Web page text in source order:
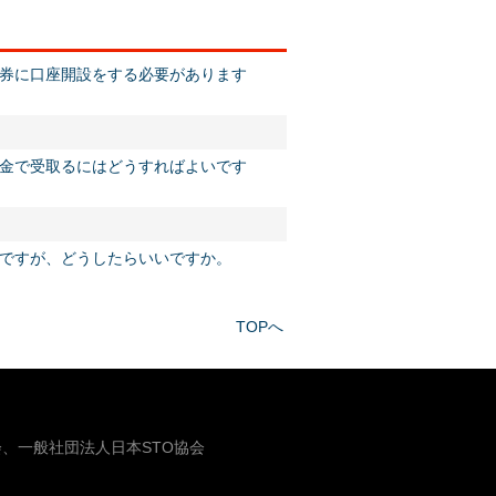
に口座開設をする必要があります
で受取るにはどうすればよいです
すが、どうしたらいいですか。
TOPへ
一般社団法人日本STO協会